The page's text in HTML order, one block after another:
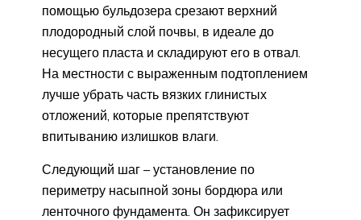
помощью бульдозера срезают верхний
плодородный слой почвы, в идеале до
несущего пласта и складируют его в отвал.
На местности с выраженным подтоплением
лучше убрать часть вязких глинистых
отложений, которые препятствуют
впитыванию излишков влаги.
Следующий шаг – установление по
периметру насыпной зоны бордюра или
ленточного фундамента. Он зафиксирует